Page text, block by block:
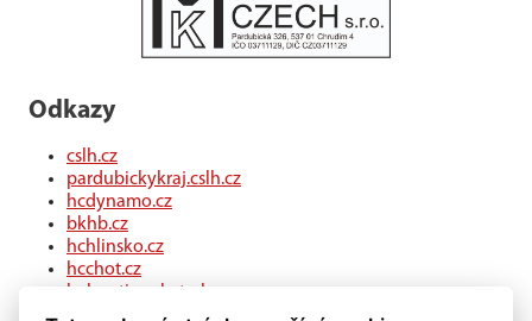
Odkazy
cslh.cz
pardubickykraj.cslh.cz
hcdynamo.cz
bkhb.cz
hchlinsko.cz
hcchot.cz
kohouti-ceskatrebova.cz
hcledec.cz